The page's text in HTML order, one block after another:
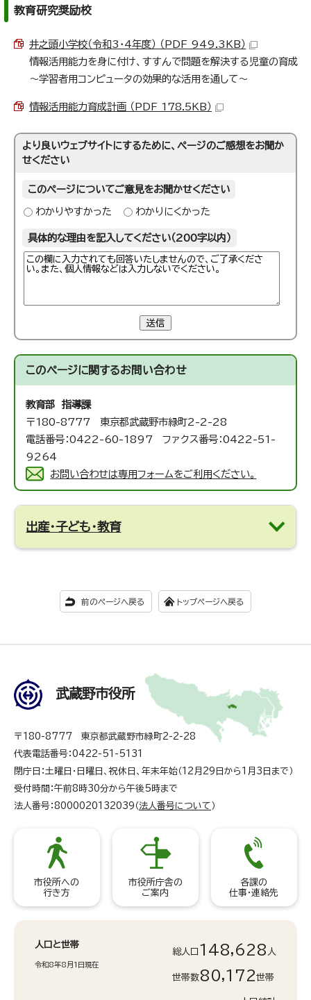
教育研究奨励校
井之頭小学校（令和3・4年度） （PDF 949.3KB）
情報活用能力を身に付け、すすんで問題を解決する児童の育成
～学習者用コンピュータの効果的な活用を通して～
情報活用能力育成計画 （PDF 178.5KB）
より良いウェブサイトにするために、ページのご感想をお聞か
せください
このページについてご意見をお聞かせください
わかりやすかった わかりにくかった
具体的な理由を記入してください（200字以内）
送信
このページに関するお問い合わせ
教育部 指導課
〒180-8777 東京都武蔵野市緑町2-2-28
電話番号：0422-60-1897 ファクス番号：0422-51-
9264
お問い合わせは専用フォームをご利用ください。
出産・子ども・教育
前のページへ戻る トップページへ戻る
武蔵野市役所
〒180-8777 東京都武蔵野市緑町2-2-28
代表電話番号：0422-51-5131
閉庁日：土曜日・日曜日、祝休日、年末年始（12月29日から1月3日まで）
受付時間：午前8時30分から午後5時まで
法人番号：8000020132039（ 法人番号について ）
市役所への
行き方
市役所庁舎の
ご案内
各課の
仕事・連絡先
人口と世帯
令和8年8月1日現在
総人口 148,628 人
世帯数80,172世帯